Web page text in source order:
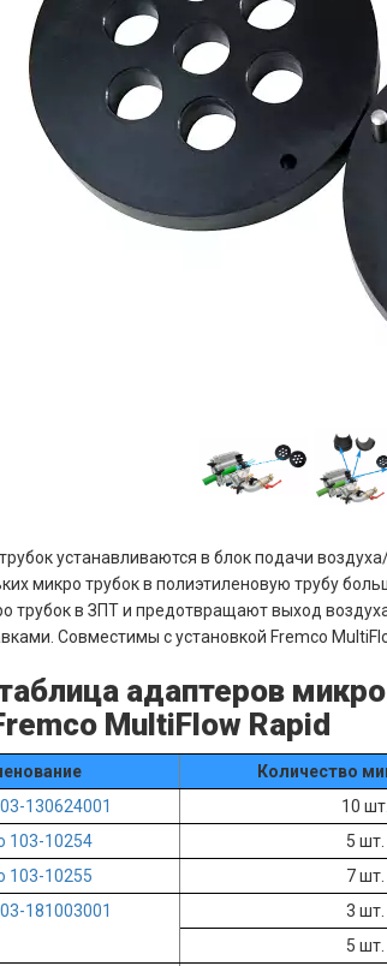
устанавливаются в блок подачи
микро трубок в полиэтиленовую трубу
трубок в ЗПТ и предотвращают выход
Совместимы с установкой Fremco
адаптеров
MultiFlow Rapid
Количество
130624001
10 шт.
103-10254
5 шт.
103-10255
7 шт.
181003001
3 шт.
5 шт.